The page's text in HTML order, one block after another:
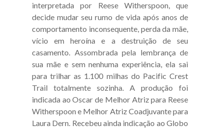
interpretada por Reese Witherspoon, que
decide mudar seu rumo de vida após anos de
comportamento inconsequente, perda da mãe,
vício em heroína e a destruição de seu
casamento. Assombrada pela lembrança de
sua mãe e sem nenhuma experiência, ela sai
para trilhar as 1.100 milhas do Pacific Crest
Trail totalmente sozinha. A produção foi
indicada ao Oscar de Melhor Atriz para Reese
Witherspoon e Melhor Atriz Coadjuvante para
Laura Dern. Recebeu ainda indicação ao Globo